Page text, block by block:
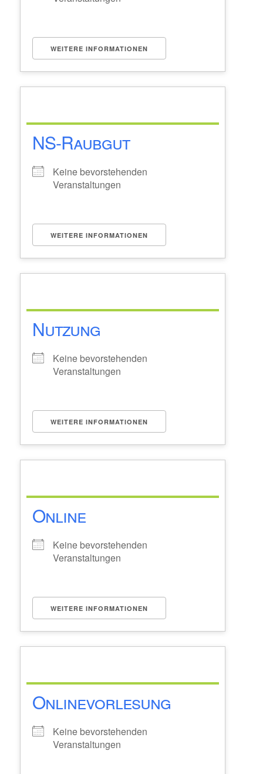
WEITERE INFORMATIONEN
NS-Raubgut
Keine bevorstehenden
Veranstaltungen
WEITERE INFORMATIONEN
Nutzung
Keine bevorstehenden
Veranstaltungen
WEITERE INFORMATIONEN
Online
Keine bevorstehenden
Veranstaltungen
WEITERE INFORMATIONEN
Onlinevorlesung
Keine bevorstehenden
Veranstaltungen